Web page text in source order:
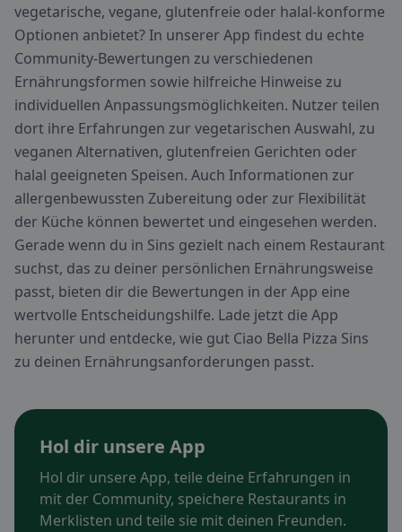
vegetarische, vegane, glutenfreie oder halal-konforme
Optionen anbietet? In unserer App findest du echte
Community-Bewertungen zu verschiedenen
Ernährungsformen sowie hilfreiche Hinweise zu
individuellen Anpassungsmöglichkeiten. Nutzer teilen
dort ihre Erfahrungen zur vegetarischen Auswahl, zu
veganen Alternativen, glutenfreien Gerichten oder
halal geeigneten Speisen. Auch Informationen zur
allergenbewussten Zubereitung oder zur Flexibilität
der Küche können bewertet und eingesehen werden.
Gerade wenn du in Sins gezielt nach einem Restaurant
suchst, das zu deiner persönlichen Ernährungsweise
passt, bieten dir die Bewertungen in der App eine
wertvolle Entscheidungshilfe. Lade jetzt die App
herunter und entdecke, wie gut Ciao Bella Pizza Sins
zu deinen Ernährungsanforderungen passt.
Hol dir unsere App
Hol dir unsere App, teile deine Erfahrungen in
mit der Community, speichere Restaurants in
Merklisten und teile sie mit deinen Freunden.